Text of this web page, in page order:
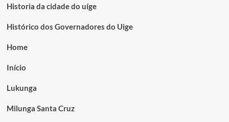
Historia da cidade do uíge
Histórico dos Governadores do Uige
Home
Início
Lukunga
Milunga Santa Cruz